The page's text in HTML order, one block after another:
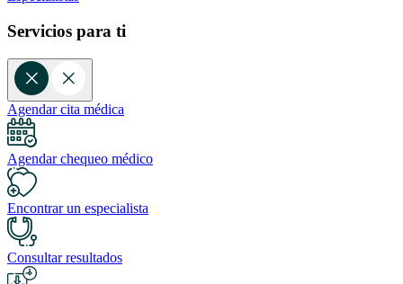
Servicios para ti
Agendar cita médica
Agendar chequeo médico
Encontrar un especialista
Consultar resultados